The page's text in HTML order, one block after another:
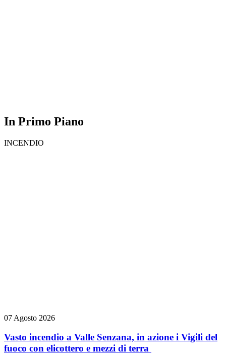
In Primo Piano
INCENDIO
07 Agosto 2026
Vasto incendio a Valle Senzana, in azione i Vigili del
fuoco con elicottero e mezzi di terra